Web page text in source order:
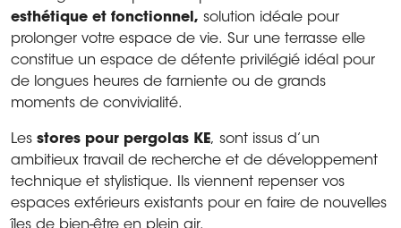
esthétique et fonctionnel, solution idéale pour
prolonger votre espace de vie. Sur une terrasse elle
constitue un espace de détente privilégié idéal pour
de longues heures de farniente ou de grands
moments de convivialité.
Les stores pour pergolas KE, sont issus d’un
ambitieux travail de recherche et de développement
technique et stylistique. Ils viennent repenser vos
espaces extérieurs existants pour en faire de nouvelles